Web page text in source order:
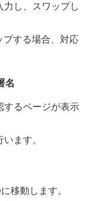
力し、スワップし
する場合、対応
名
するページが表示
ます。
移動します。